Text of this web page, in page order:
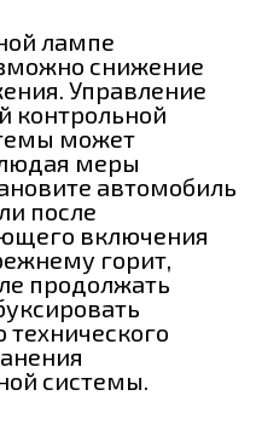
лампе
снижение
Управление
контрольной
может
меры
автомобиль
после
включения
горит,
продолжать
системы.